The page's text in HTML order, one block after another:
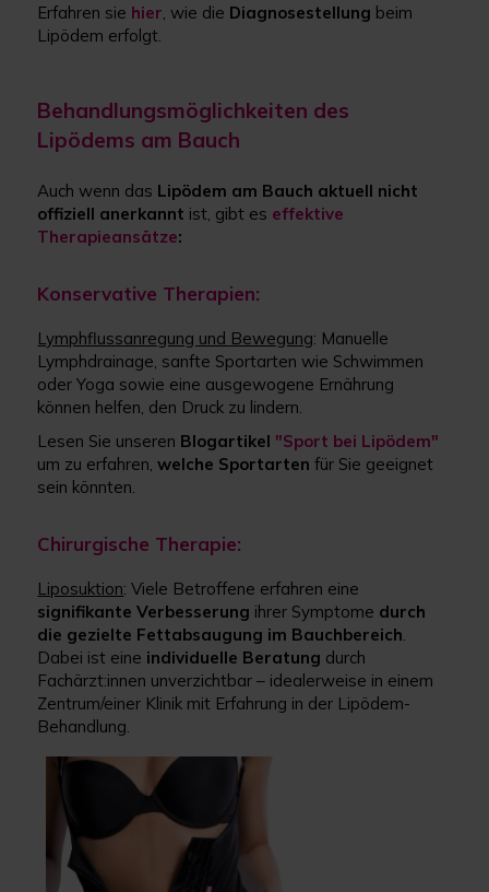
Erfahren sie hier , wie die Diagnosestellung beim
Lipödem erfolgt.
Behandlungsmöglichkeiten des
Lipödems am Bauch
Auch wenn das Lipödem am Bauch aktuell nicht
offiziell anerkannt ist, gibt es effektive
Therapieansätze:
Konservative Therapien:
Lymphflussanregung und Bewegung: Manuelle
Lymphdrainage, sanfte Sportarten wie Schwimmen
oder Yoga sowie eine ausgewogene Ernährung
können helfen, den Druck zu lindern.
Lesen Sie unseren Blogartikel "Sport bei Lipödem"
um zu erfahren,welche Sportarten für Sie geeignet
sein könnten.
Chirurgische Therapie:
Liposuktion: Viele Betroffene erfahren eine
signifikante Verbesserung ihrer Symptome durch
die gezielte Fettabsaugung im Bauchbereich
Dabei ist eine individuelle Beratung durch
Fachärzt:innen unverzichtbar – idealerweise in einem
Zentrum/einer Klinik mit Erfahrung in der Lipödem-
Behandlung.